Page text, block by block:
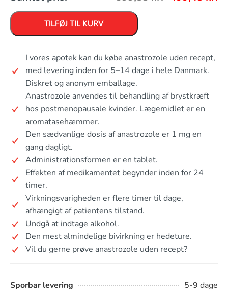
TILFØJ TIL KURV
I vores apotek kan du købe anastrozole uden recept,
med levering inden for 5–14 dage i hele Danmark.
Diskret og anonym emballage.
Anastrozole anvendes til behandling af brystkræft
hos postmenopausale kvinder. Lægemidlet er en
aromatasehæmmer.
Den sædvanlige dosis af anastrozole er 1 mg en
gang dagligt.
Administrationsformen er en tablet.
Effekten af medikamentet begynder inden for 24
timer.
Virkningsvarigheden er flere timer til dage,
afhængigt af patientens tilstand.
Undgå at indtage alkohol.
Den mest almindelige bivirkning er hedeture.
Vil du gerne prøve anastrozole uden recept?
Sporbar levering 5-9 dage